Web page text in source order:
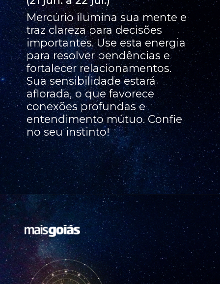
Mercúrio ilumina sua mente e
traz clareza para decisões
importantes. Use esta energia
para resolver pendências e
fortalecer relacionamentos.
Sua sensibilidade estará
aflorada, o que favorece
conexões profundas e
entendimento mútuo. Confie
no seu instinto!